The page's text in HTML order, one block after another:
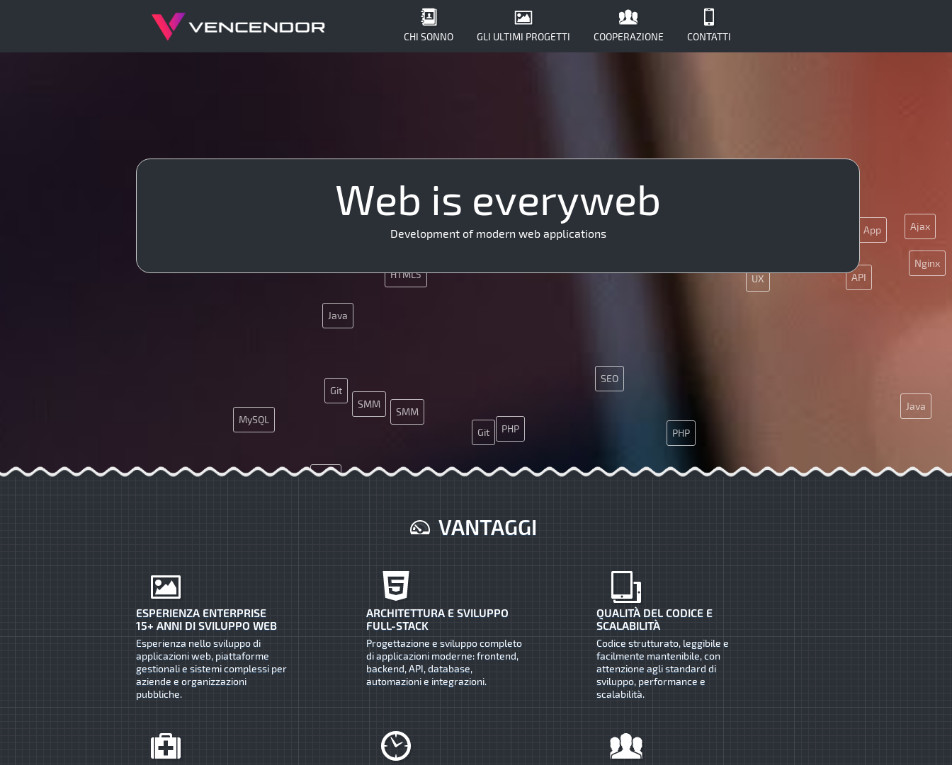
CHI SONNO GLI ULTIMI PROGETTI COOPERAZIONE CONTATTI
PHP
MySQL
HTML5
SEO
SMM Java
API
Ajax
Git
App
PHP
MySQL HTML5
Nginx
SMM
Java
UX API
CSS
Ajax
Git
Web is everyweb
Development of modern web applications
VANTAGGI
ESPERIENZA ENTERPRISE
15+ ANNI DI SVILUPPO WEB
Esperienza nello sviluppo di
applicazioni web, piattaforme
gestionali e sistemi complessi per
aziende e organizzazioni
pubbliche.
ARCHITETTURA E SVILUPPO
FULL-STACK
Progettazione e sviluppo completo
di applicazioni moderne: frontend,
backend, API, database,
automazioni e integrazioni.
QUALITÀ DEL CODICE E
SCALABILITÀ
Codice strutturato, leggibile e
facilmente mantenibile, con
attenzione agli standard di
sviluppo, performance e
scalabilità.